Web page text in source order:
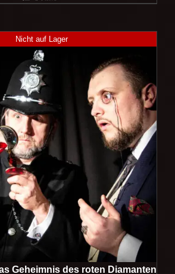
Nicht auf Lager
Geheimnis des roten Diamanten